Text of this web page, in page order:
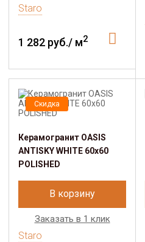
Staro
1 282 руб./ м2
Скидка
Керамогранит OASIS
ANTISKY WHITE 60x60
POLISHED
В корзину
Заказать в 1 клик
Staro